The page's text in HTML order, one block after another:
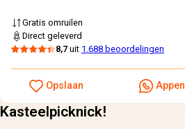
Kasteelpicknick!
Gratis omruilen
Direct geleverd
8,7 uit 1.688 beoordelingen
Opslaan Appen